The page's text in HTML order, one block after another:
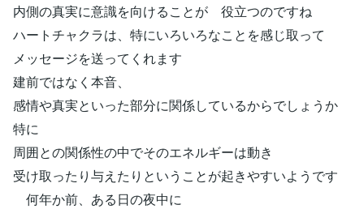
内側の真実に意識を向けることが 役立つのですね
ハートチャクラは、特にいろいろなことを感じ取って
メッセージを送ってくれます
建前ではなく本音、
感情や真実といった部分に関係しているからでしょうか
特に
周囲との関係性の中でそのエネルギーは動き
受け取ったり与えたりということが起きやすいようです
何年か前、ある日の夜中に